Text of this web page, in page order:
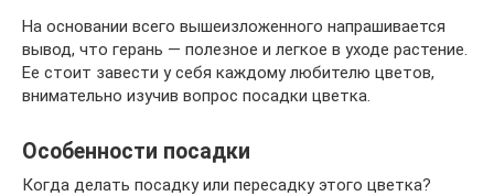
На основании всего вышеизложенного напрашивается
вывод, что герань — полезное и легкое в уходе растение.
Ее стоит завести у себя каждому любителю цветов,
внимательно изучив вопрос посадки цветка.
Особенности посадки
Когда делать посадку или пересадку этого цветка?